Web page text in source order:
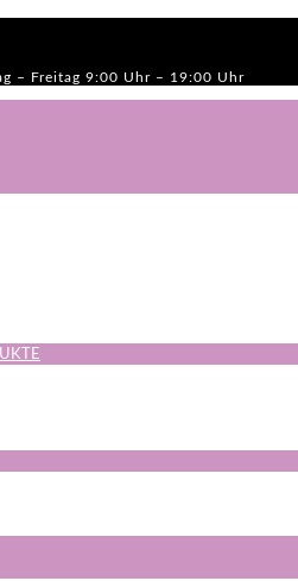
– Freitag 9:00 Uhr – 19:00 Uhr